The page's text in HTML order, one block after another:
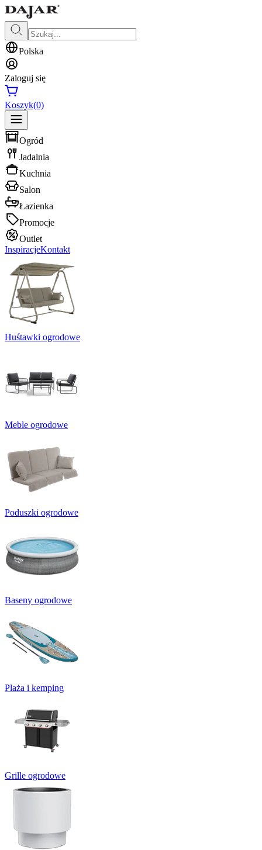
Polska
Zaloguj się
Koszyk(0)
Ogród
Jadalnia
Kuchnia
Salon
Łazienka
Promocje
Outlet
InspiracjeKontakt
Huśtawki ogrodowe
Meble ogrodowe
Poduszki ogrodowe
Baseny ogrodowe
Plaża i kemping
Grille ogrodowe